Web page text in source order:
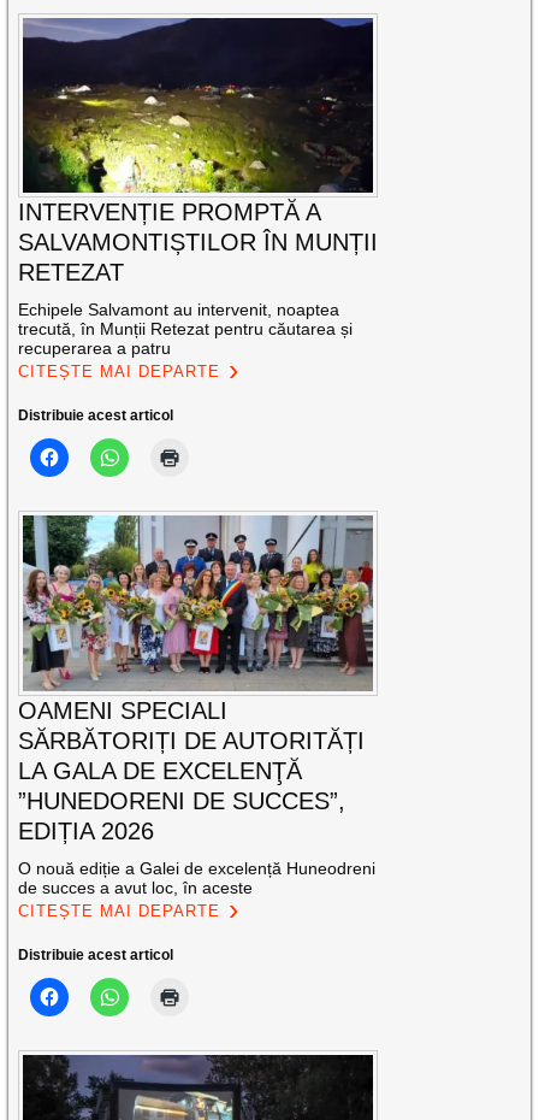
INTERVENȚIE PROMPTĂ A
SALVAMONTIȘTILOR ÎN MUNȚII
RETEZAT
Echipele Salvamont au intervenit, noaptea
trecută, în Munții Retezat pentru căutarea și
recuperarea a patru
CITEȘTE MAI DEPARTE
Distribuie acest articol
OAMENI SPECIALI
SĂRBĂTORIȚI DE AUTORITĂȚI
LA GALA DE EXCELENŢĂ
”HUNEDORENI DE SUCCES”,
EDIȚIA 2026
O nouă ediție a Galei de excelență Huneodreni
de succes a avut loc, în aceste
CITEȘTE MAI DEPARTE
Distribuie acest articol